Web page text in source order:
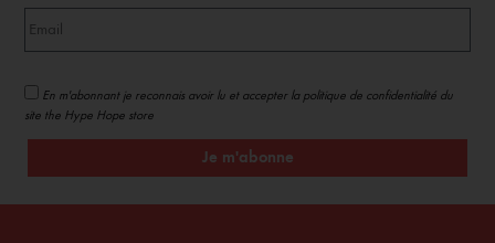
En m'abonnant je reconnais avoir lu et accepter la politique de confidentialité du
site the Hype Hope store
Je m'abonne